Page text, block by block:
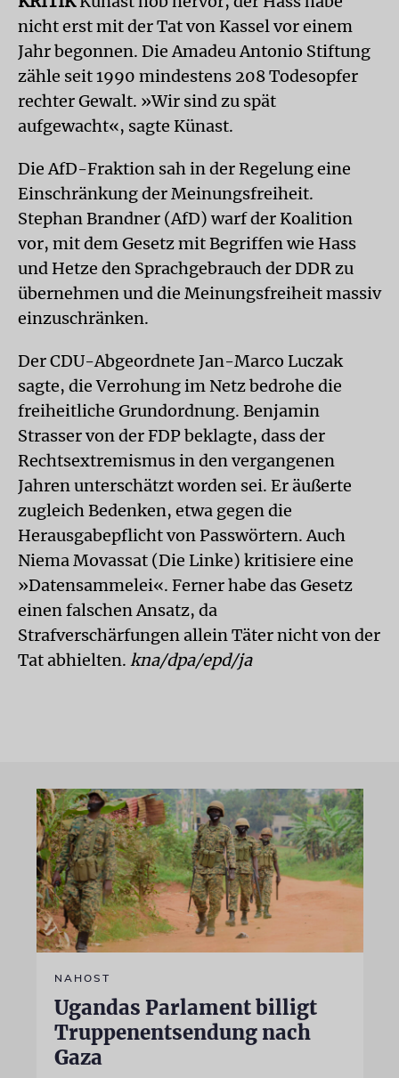
nicht erst mit der Tat von Kassel vor einem
Jahr begonnen. Die Amadeu Antonio Stiftung
zähle seit 1990 mindestens 208 Todesopfer
rechter Gewalt. »Wir sind zu spät
aufgewacht«, sagte Künast.
Die AfD-Fraktion sah in der Regelung eine
Einschränkung der Meinungsfreiheit.
Stephan Brandner (AfD) warf der Koalition
vor, mit dem Gesetz mit Begriffen wie Hass
und Hetze den Sprachgebrauch der DDR zu
übernehmen und die Meinungsfreiheit massiv
einzuschränken.
Der CDU-Abgeordnete Jan-Marco Luczak
sagte, die Verrohung im Netz bedrohe die
freiheitliche Grundordnung. Benjamin
Strasser von der FDP beklagte, dass der
Rechtsextremismus in den vergangenen
Jahren unterschätzt worden sei. Er äußerte
zugleich Bedenken, etwa gegen die
Herausgabepflicht von Passwörtern. Auch
Niema Movassat (Die Linke) kritisiere eine
»Datensammelei«. Ferner habe das Gesetz
einen falschen Ansatz, da
Strafverschärfungen allein Täter nicht von der
Tat abhielten. kna/dpa/epd/ja
NAHOST
Ugandas Parlament billigt
Truppenentsendung nach
Gaza